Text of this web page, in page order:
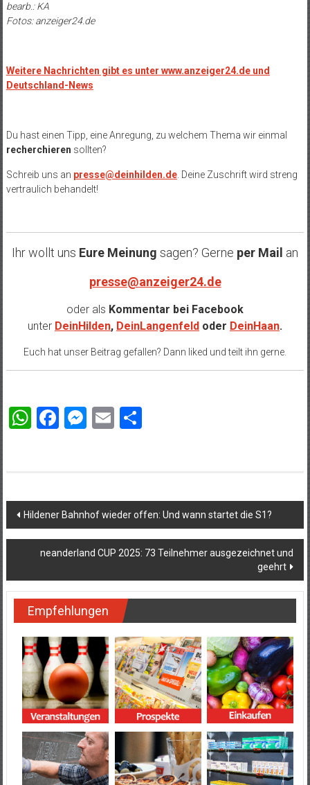
bearb.: KA
Fotos: anzeiger24.de
Weitere Nachrichten gibt es unter www.anzeiger24.de und
Deutschland-News
Du hast einen Tipp, eine Anregung, zu welchem Thema wir einmal
recherchieren sollten?
Schreib uns an presse@deinhilden.de. Deine Zuschrift wird streng
vertraulich behandelt!
Ihr wollt uns Eure Meinung sagen? Gerne per Mail an
presse@anzeiger24.de
oder als Kommentar bei Facebook
unter DeinHilden, DeinLangenfeld oder DeinHaan.
Euch hat unser Beitrag gefallen? Dann liked und teilt ihn gerne.
WhatsApp
Facebook
Messenger
EmailTeilen
Beitragsnavigation
Hildener Bahnhof wieder offen: Und wann startet die S1?
neanderland CUP 2025: 73 Teilnehmer ausgezeichnet und
geehrt
Empfehlungen